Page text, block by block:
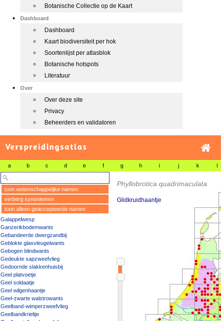
Botanische Collectie op de Kaart
Dashboard
Dashboard
Kaart biodiversiteit per hok
Soortenlijst per atlasblok
Botanische hotspots
Literatuur
Over
Over deze site
Privacy
Beheerders en validatoren
Verspreidingsatlas
a b c d e f g h i j k l
toon wetenschappelijke namen
verberg synoniemen
toon alleen geaccepteerde namen
Galappelwesp
Ganzerikbodemwants
Gebandeerde dwergzandbij
Geblokte glasvleugelwants
Gebogen blindwants
Gedeukte sapzweefvlieg
Gedoornde slakkenhuisbij
Geel platvoetje
Geel soldaatje
Geel wilgenhaantje
Geel-zwarte walstrowants
Geelband-wimperzweefvlieg
Geelbandkrieltje
Phyllobrotica quadrimaculata
Glidkruidhaantje